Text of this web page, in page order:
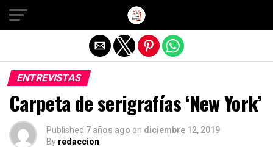
ENTREVISTAS
Carpeta de serigrafías ‘New York’
Published 7 años ago on diciembre 12, 2019
By redaccion
Salir de la versión móvil